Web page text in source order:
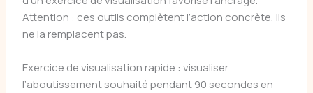
Attention : ces outils complètent l’action concrète, ils
ne la remplacent pas.
Exercice de visualisation rapide : visualiser
l’aboutissement souhaité pendant 90 secondes en